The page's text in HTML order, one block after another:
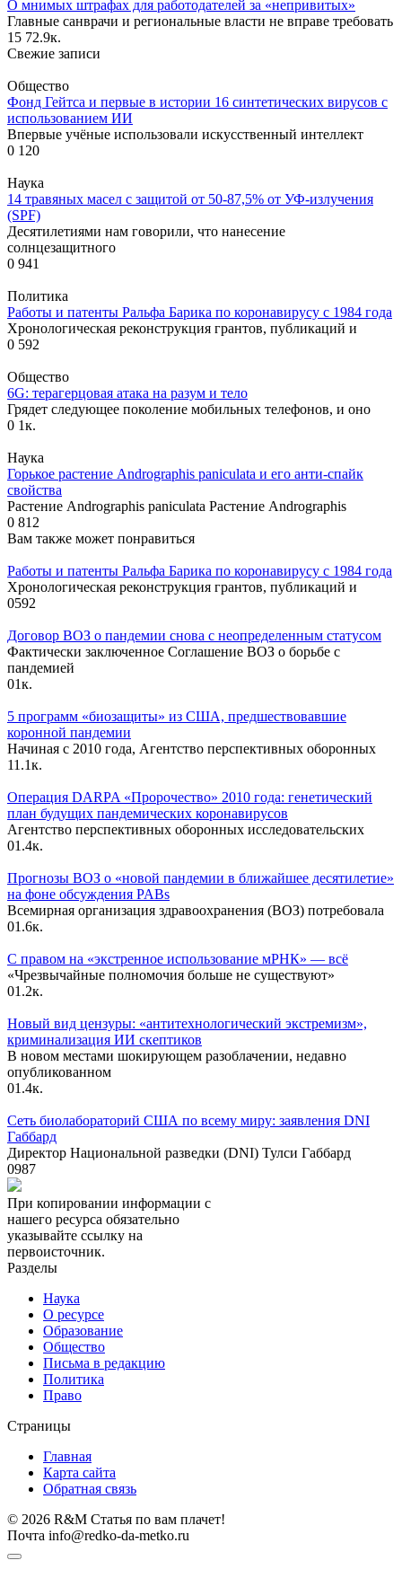
О мнимых штрафах для работодателей за «непривитых»
Главные санврачи и региональные власти не вправе требовать
15 72.9к.
Свежие записи
Общество
Фонд Гейтса и первые в истории 16 синтетических вирусов с
использованием ИИ
Впервые учёные использовали искусственный интеллект
0 120
Наука
14 травяных масел с защитой от 50-87,5% от УФ-излучения
(SPF)
Десятилетиями нам говорили, что нанесение
солнцезащитного
0 941
Политика
Работы и патенты Ральфа Барика по коронавирусу с 1984 года
Хронологическая реконструкция грантов, публикаций и
0 592
Общество
6G: терагерцовая атака на разум и тело
Грядет следующее поколение мобильных телефонов, и оно
0 1к.
Наука
Горькое растение Andrographis paniculata и его анти-спайк
свойства
Растение Andrographis paniculata Растение Andrographis
0 812
Вам также может понравиться
Работы и патенты Ральфа Барика по коронавирусу с 1984 года
Хронологическая реконструкция грантов, публикаций и
0592
Договор ВОЗ о пандемии снова с неопределенным статусом
Фактически заключенное Соглашение ВОЗ о борьбе с
пандемией
01к.
5 программ «биозащиты» из США, предшествовавшие
коронной пандемии
Начиная с 2010 года, Агентство перспективных оборонных
11.1к.
Операция DARPA «Пророчество» 2010 года: генетический
план будущих пандемических коронавирусов
Агентство перспективных оборонных исследовательских
01.4к.
Прогнозы ВОЗ о «новой пандемии в ближайшее десятилетие»
на фоне обсуждения PABs
Всемирная организация здравоохранения (ВОЗ) потребовала
01.6к.
С правом на «экстренное использование мРНК» — всё
«Чрезвычайные полномочия больше не существуют»
01.2к.
Новый вид цензуры: «антитехнологический экстремизм»,
криминализация ИИ скептиков
В новом местами шокирующем разоблачении, недавно
опубликованном
01.4к.
Сеть биолабораторий США по всему миру: заявления DNI
Габбард
Директор Национальной разведки (DNI) Тулси Габбард
0987
При копировании информации с
нашего ресурса обязательно
указывайте ссылку на
первоисточник.
Разделы
Наука
О ресурсе
Образование
Общество
Письма в редакцию
Политика
Право
Страницы
Главная
Карта сайта
Обратная связь
© 2026 R&M Статья по вам плачет!
Почта info@redko-da-metko.ru